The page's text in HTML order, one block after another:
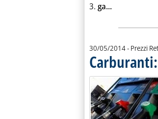
3. ga...Leggi tutta
30/05/2014- Prezzi